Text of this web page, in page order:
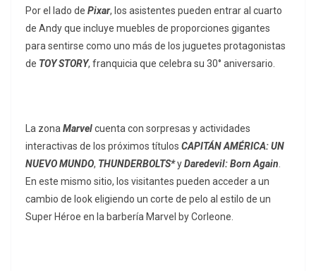
Por el lado de Pixar, los asistentes pueden entrar al cuarto
de Andy que incluye muebles de proporciones gigantes
para sentirse como uno más de los juguetes protagonistas
de TOY STORY, franquicia que celebra su 30° aniversario.
La zona Marvelcuenta con sorpresas y actividades
interactivas de los próximos títulos CAPITÁN AMÉRICA: UN
NUEVO MUNDO, THUNDERBOLTS*yDaredevil: Born Again
En este mismo sitio, los visitantes pueden acceder a un
cambio de look eligiendo un corte de pelo al estilo de un
Super Héroe en la barbería Marvel by Corleone.